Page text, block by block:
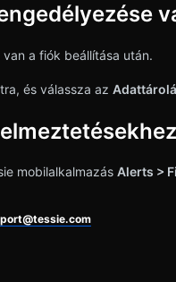
a fiók beállítása után.
és válassza az
mobilalkalmazás Alerts >